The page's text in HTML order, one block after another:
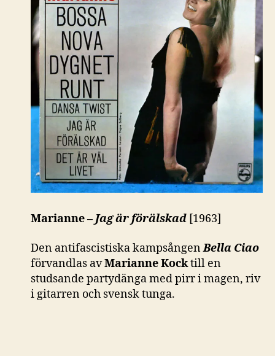
Marianne – Jag är förälskad [1963]
Den antifascistiska kampsångenBella Ciao
förvandlas avMarianne Kocktill en
studsande partydänga med pirr i magen, riv
i gitarren och svensk tunga.